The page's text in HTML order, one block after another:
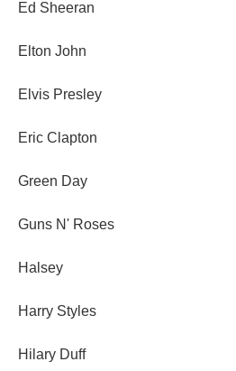
Ed Sheeran
Elton John
Elvis Presley
Eric Clapton
Green Day
Guns N' Roses
Halsey
Harry Styles
Hilary Duff